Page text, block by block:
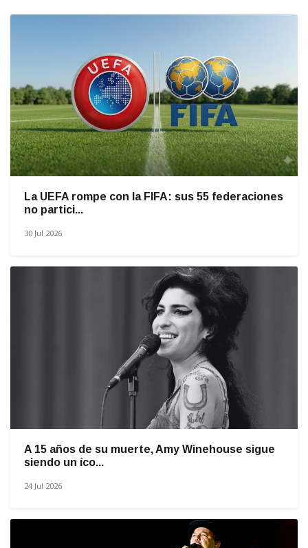
La UEFA rompe con la FIFA: sus 55 federaciones
no partici...
30 Jul 2026
A 15 años de su muerte, Amy Winehouse sigue
siendo un íco...
24 Jul 2026